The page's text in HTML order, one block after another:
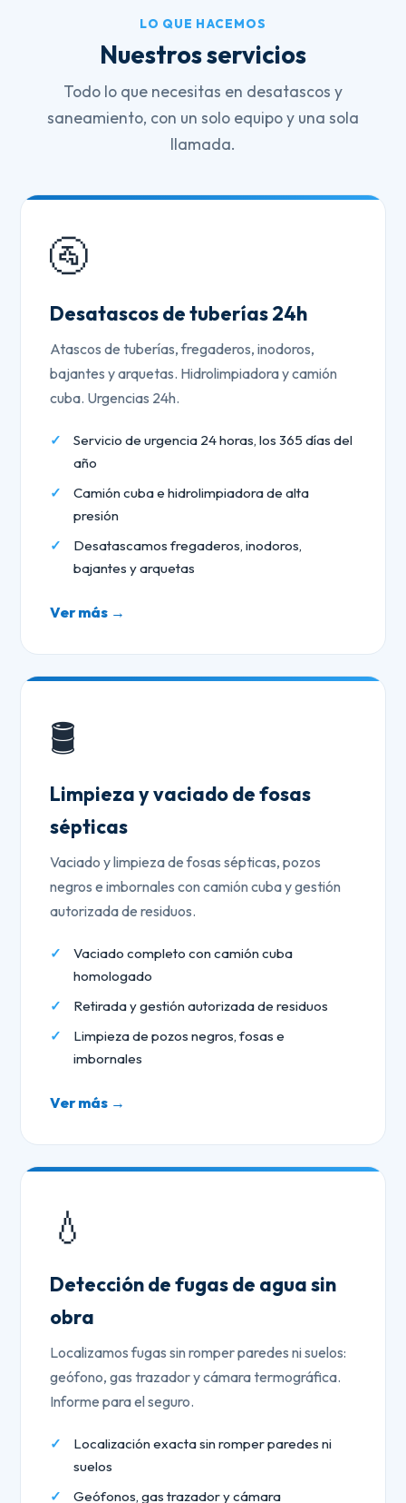
LO QUE HACEMOS
Nuestros servicios
Todo lo que necesitas en desatascos y
saneamiento, con un solo equipo y una sola
llamada.
🚰
Desatascos de tuberías 24h
Atascos de tuberías, fregaderos, inodoros,
bajantes y arquetas. Hidrolimpiadora y camión
cuba. Urgencias 24h.
Servicio de urgencia 24 horas, los 365 días del
año
Camión cuba e hidrolimpiadora de alta
presión
Desatascamos fregaderos, inodoros,
bajantes y arquetas
Ver más →
🛢️
Limpieza y vaciado de fosas
sépticas
Vaciado y limpieza de fosas sépticas, pozos
negros e imbornales con camión cuba y gestión
autorizada de residuos.
Vaciado completo con camión cuba
homologado
Retirada y gestión autorizada de residuos
Limpieza de pozos negros, fosas e
imbornales
Ver más →
💧
Detección de fugas de agua sin
obra
Localizamos fugas sin romper paredes ni suelos:
geófono, gas trazador y cámara termográfica.
Informe para el seguro.
Localización exacta sin romper paredes ni
suelos
Geófonos, gas trazador y cámara